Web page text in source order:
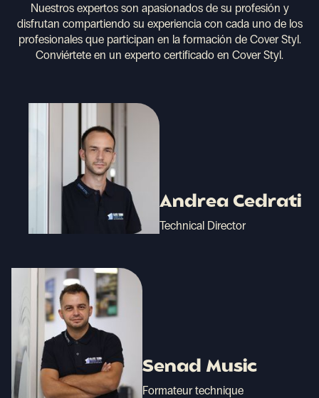
Nuestros expertos son apasionados de su profesión y
disfrutan compartiendo su experiencia con cada uno de los
profesionales que participan en la formación de Cover Styl.
Conviértete en un experto certificado en Cover Styl.
Andrea Cedrati
Technical Director
Senad Music
Formateur technique